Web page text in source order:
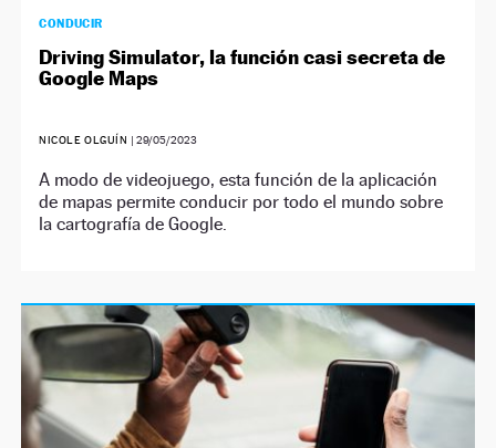
CONDUCIR
Driving Simulator, la función casi secreta de
Google Maps
NICOLE OLGUÍN |29/05/2023
A modo de videojuego, esta función de la aplicación
de mapas permite conducir por todo el mundo sobre
la cartografía de Google.